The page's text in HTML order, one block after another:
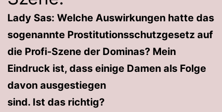
Lady Sas: Welche Auswirkungen hatte das
sogenannte Prostitutionsschutzgesetz auf
die Profi-Szene der Dominas? Mein
Eindruck ist, dass einige Damen als Folge
davon ausgestiegen
sind. Ist das richtig?